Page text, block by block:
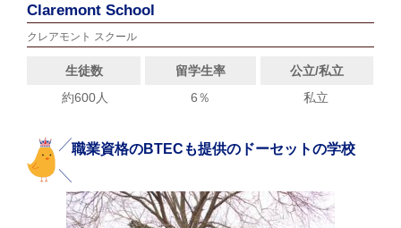
Claremont School
クレアモント スクール
生徒数 留学生率
公立/私立
約600人
6％ 私立
職業資格のBTECも提供のドーセットの学校